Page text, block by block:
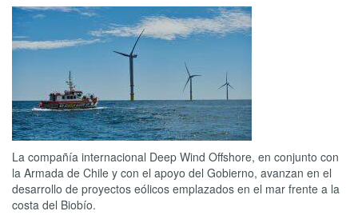
La compañía internacional Deep Wind Offshore, en conjunto con
la Armada de Chile y con el apoyo del Gobierno, avanzan en el
desarrollo de proyectos eólicos emplazados en el mar frente a la
costa del Biobío.